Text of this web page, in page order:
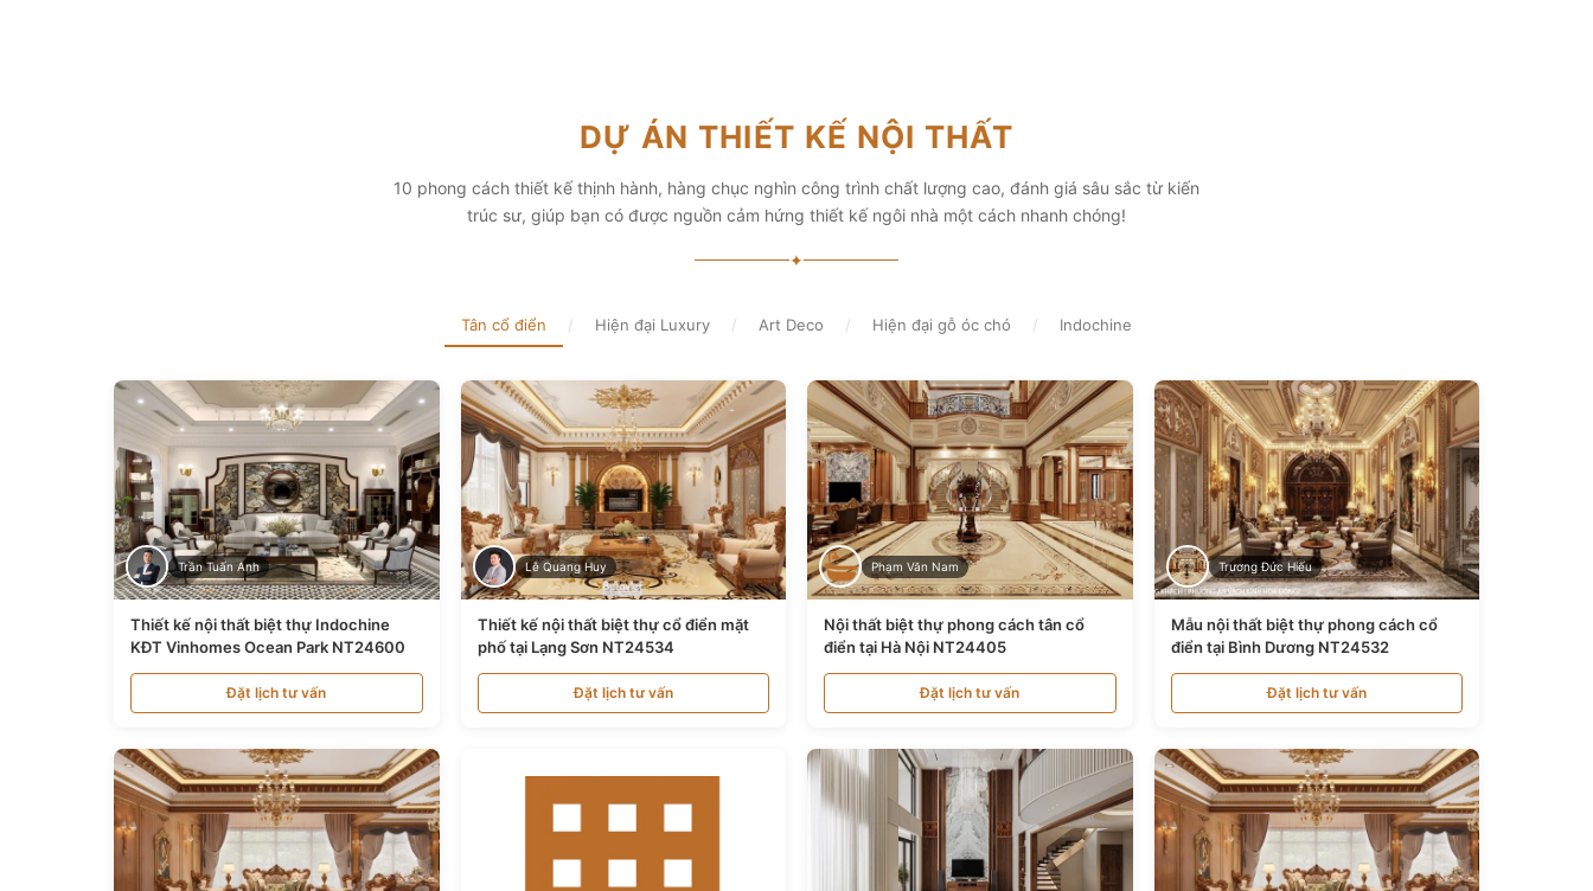
Xem chi tiết
DỰ ÁN THIẾT KẾ NỘI THẤT
10 phong cách thiết kế thịnh hành, hàng chục nghìn công trình chất lượng cao, đánh giá sâu sắc từ kiến
trúc sư, giúp bạn có được nguồn cảm hứng thiết kế ngôi nhà một cách nhanh chóng!
✦
Tân cổ điển / Hiện đại Luxury / Art Deco / Hiện đại gỗ óc chó / Indochine
Trần Tuấn Anh
Thiết kế nội thất biệt thự Indochine
KĐT Vinhomes Ocean Park NT24600
Đặt lịch tư vấn
Lê Quang Huy
Thiết kế nội thất biệt thự cổ điển mặt
phố tại Lạng Sơn NT24534
Đặt lịch tư vấn
Phạm Văn Nam
Nội thất biệt thự phong cách tân cổ
điển tại Hà Nội NT24405
Đặt lịch tư vấn
Trương Đức Hiếu
Mẫu nội thất biệt thự phong cách cổ
điển tại Bình Dương NT24532
Đặt lịch tư vấn